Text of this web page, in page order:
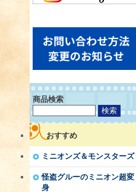
商品検索
おすすめ
ミニオンズ＆モンスターズ
怪盗グルーのミニオン超変
身